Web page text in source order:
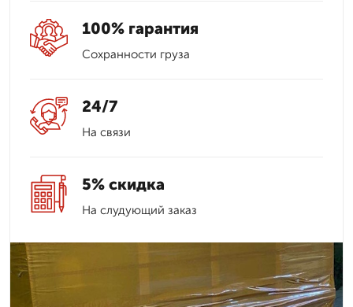
100% гарантия
Сохранности груза
24/7
На связи
5% скидка
На слудующий заказ